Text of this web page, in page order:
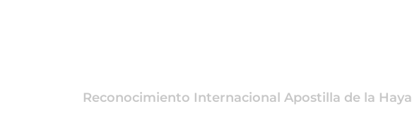
Reconocimiento Internacional Apostilla de la Haya